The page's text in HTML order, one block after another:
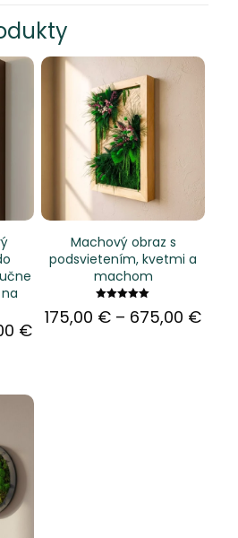
€Price
650,00 €
Machový obraz s
podsvietením, kvetmi a
machom
5.00
175,00 € – 675,00 €Price